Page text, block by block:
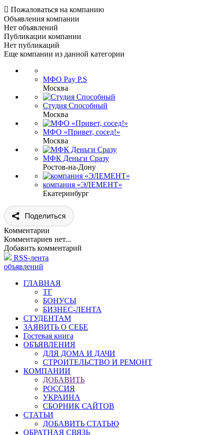
 Пожаловаться на компанию
Объявления компании
Нет объявлений
Публикации компании
Нет публикаций
Еще компании из данной категории
МФО Pay P.S
Москва
Студия Способный
Москва
МФО «Привет, сосед!»
Москва
МФК Деньги Сразу
Ростов-на-Дону
компания «ЭЛЕМЕНТ»
Екатеринбург
Поделиться
Комментарии
Комментариев нет...
Добавить комментарий
RSS-лента
объявлений
ГЛАВНАЯ
ТГ
БОНУСЫ
БИЗНЕС-ЛЕНТА
СТУДЕНТАМ
ЗАЯВИТЬ О СЕБЕ
Гостевая книга
ОБЪЯВЛЕНИЯ
ДЛЯ ДОМА И ДАЧИ
СТРОИТЕЛЬСТВО И РЕМОНТ
КОМПАНИИ
ДОБАВИТЬ
РОССИЯ
УКРАИНА
СБОРНИК САЙТОВ
СТАТЬИ
ДОБАВИТЬ СТАТЬЮ
ОБРАТНАЯ СВЯЗЬ